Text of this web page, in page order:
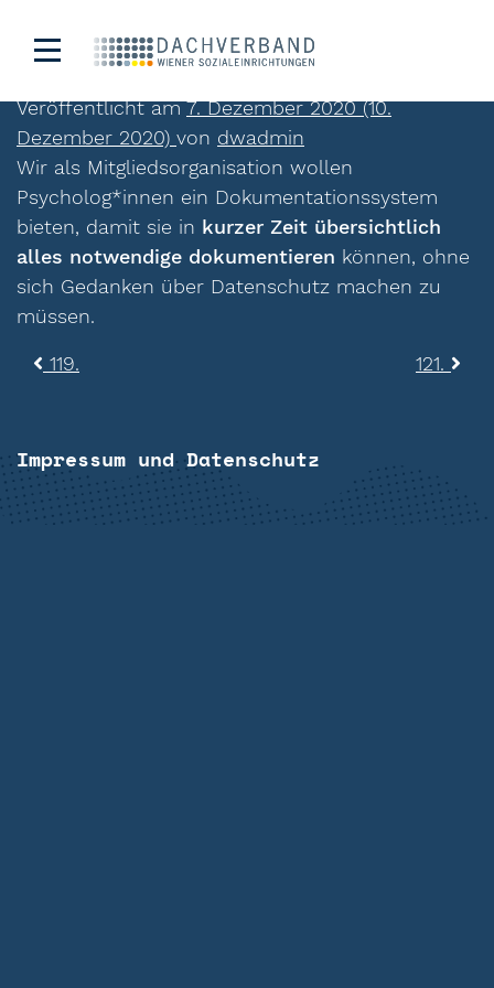
120.
Veröffentlicht am7. Dezember 2020(10.
Dezember 2020) von dwadmin
Wir als Mitgliedsorganisation wollen
Psycholog*innen ein Dokumentationssystem
bieten, damit sie in kurzer Zeit übersichtlich
alles notwendige dokumentieren können, ohne
sich Gedanken über Datenschutz machen zu
müssen.
Beitragsnavigation
119. 121.
Impressum und Datenschutz